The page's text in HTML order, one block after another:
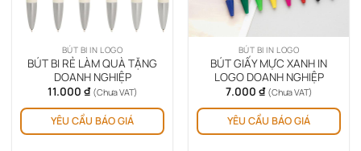
BÚT BI IN LOGO
BÚT BI RẺ LÀM QUÀ TẶNG
DOANH NGHIỆP
11.000 ₫ (Chưa VAT)
YÊU CẦU BÁO GIÁ
BÚT BI IN LOGO
BÚT GIẤY MỰC XANH IN
LOGO DOANH NGHIỆP
7.000 ₫ (Chưa VAT)
YÊU CẦU BÁO GIÁ